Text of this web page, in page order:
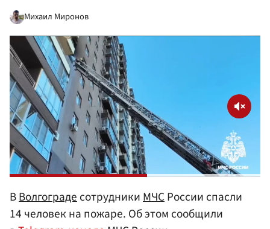
Михаил Миронов
ВВолгоградесотрудникиМЧСРоссии спасли
14 человек на пожаре. Об этом сообщили